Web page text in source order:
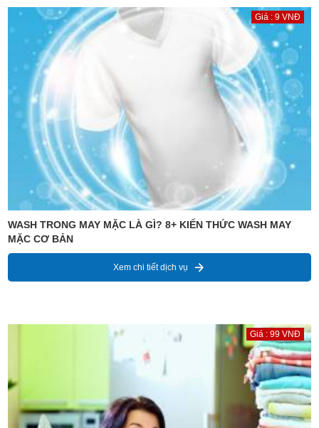
Giá : 9 VNĐ
WASH TRONG MAY MẶC LÀ GÌ? 8+ KIẾN THỨC WASH MAY
MẶC CƠ BẢN
Xem chi tiết dịch vụ
Giá : 99 VNĐ